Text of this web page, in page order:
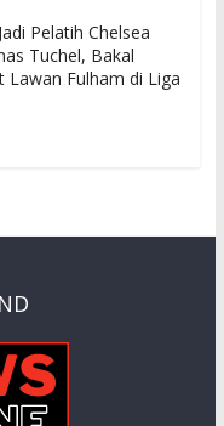
Pelatih Chelsea
Tuchel, Bakal
Lawan Fulham di Liga